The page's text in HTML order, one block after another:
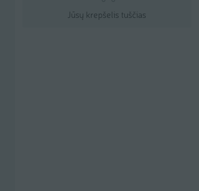
Jūsų krepšelis tuščias